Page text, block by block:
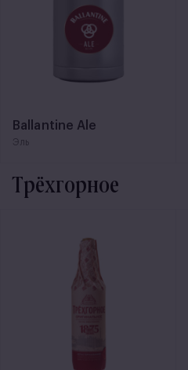
Ballantine Ale
Эль
Трёхгорное